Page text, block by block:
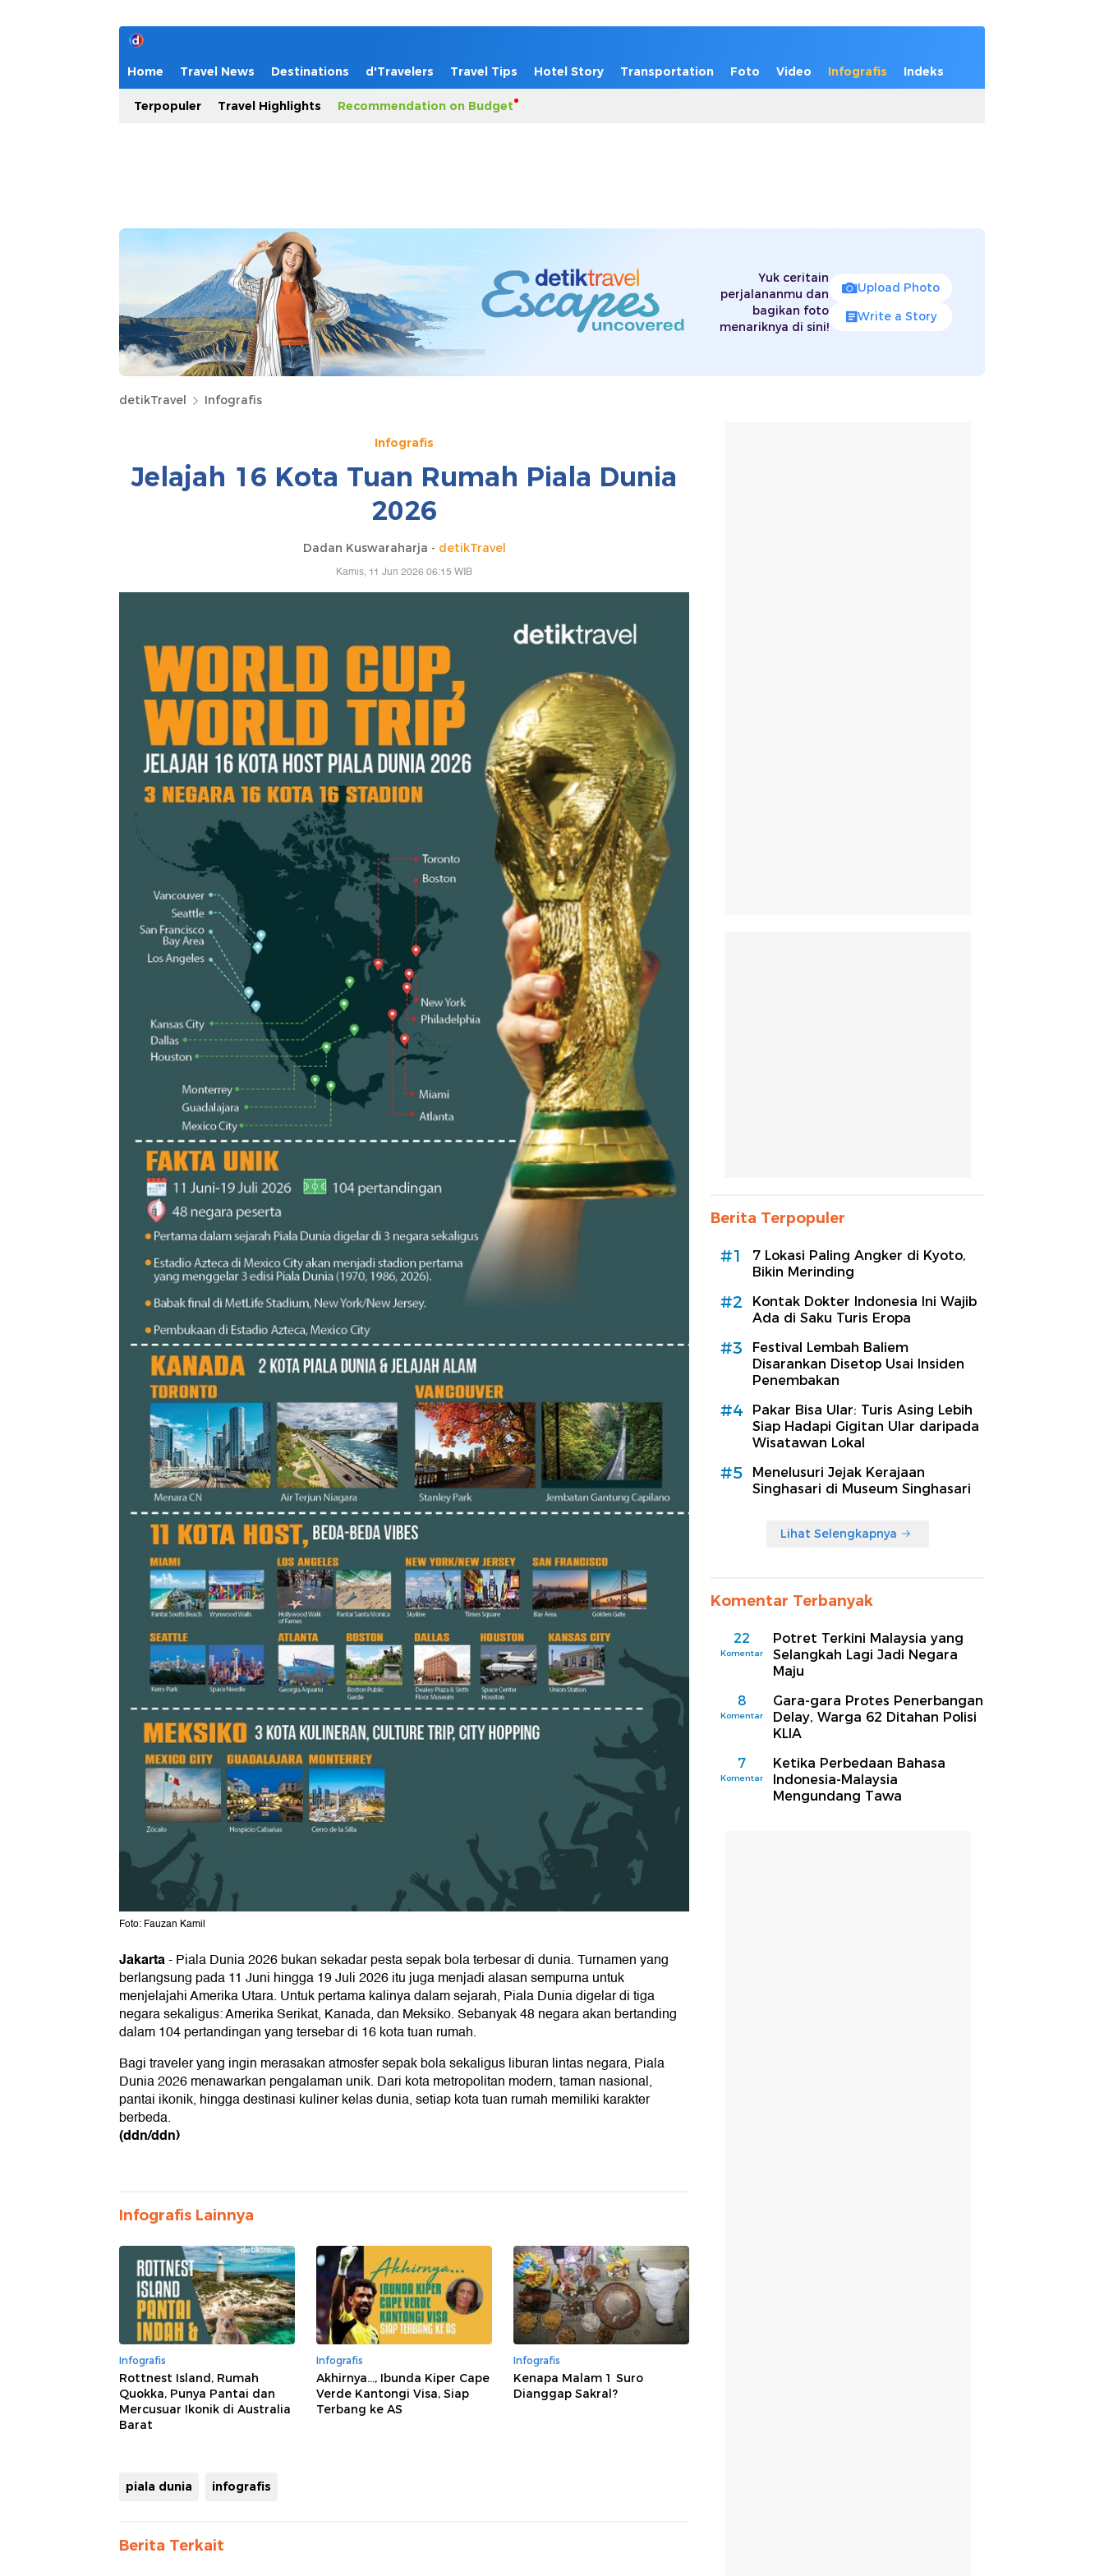
Home Travel News Destinations d'Travelers Travel Tips Hotel Story Transportation Foto Video Infografis Indeks
Terpopuler Travel Highlights Recommendation on Budget
Yuk ceritain
perjalananmu dan
bagikan foto
menariknya di sini!
Upload Photo
Write a Story
detikTravel Infografis
Infografis
Jelajah 16 Kota Tuan Rumah Piala Dunia
2026
Dadan Kuswaraharja - detikTravel
Kamis, 11 Jun 2026 06:15 WIB
Foto: Fauzan Kamil
Jakarta- Piala Dunia 2026 bukan sekadar pesta sepak bola terbesar di dunia. Turnamen yang
berlangsung pada 11 Juni hingga 19 Juli 2026 itu juga menjadi alasan sempurna untuk
menjelajahi Amerika Utara. Untuk pertama kalinya dalam sejarah, Piala Dunia digelar di tiga
negara sekaligus: Amerika Serikat, Kanada, dan Meksiko. Sebanyak 48 negara akan bertanding
dalam 104 pertandingan yang tersebar di 16 kota tuan rumah.
Bagi traveler yang ingin merasakan atmosfer sepak bola sekaligus liburan lintas negara, Piala
Dunia 2026 menawarkan pengalaman unik. Dari kota metropolitan modern, taman nasional,
pantai ikonik, hingga destinasi kuliner kelas dunia, setiap kota tuan rumah memiliki karakter
berbeda.
(ddn/ddn)
Infografis Lainnya
Infografis
Rottnest Island, Rumah
Quokka, Punya Pantai dan
Mercusuar Ikonik di Australia
Barat
Infografis
Akhirnya..., Ibunda Kiper Cape
Verde Kantongi Visa, Siap
Terbang ke AS
Infografis
Kenapa Malam 1 Suro
Dianggap Sakral?
piala dunia infografis
Berita Terkait
Berita Terpopuler
#1
7 Lokasi Paling Angker di Kyoto,
Bikin Merinding
#2
Kontak Dokter Indonesia Ini Wajib
Ada di Saku Turis Eropa
#3
Festival Lembah Baliem
Disarankan Disetop Usai Insiden
Penembakan
#4
Pakar Bisa Ular: Turis Asing Lebih
Siap Hadapi Gigitan Ular daripada
Wisatawan Lokal
#5
Menelusuri Jejak Kerajaan
Singhasari di Museum Singhasari
Lihat Selengkapnya
Komentar Terbanyak
22
Komentar
Potret Terkini Malaysia yang
Selangkah Lagi Jadi Negara
Maju
8
Komentar
Gara-gara Protes Penerbangan
Delay, Warga 62 Ditahan Polisi
KLIA
7
Komentar
Ketika Perbedaan Bahasa
Indonesia-Malaysia
Mengundang Tawa